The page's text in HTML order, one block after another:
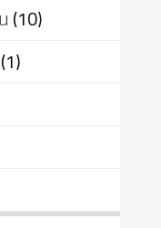
(10)
(1)